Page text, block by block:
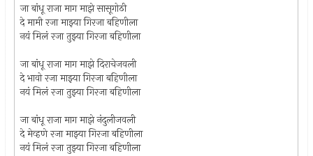
जा बांधू राजा माग माझे सासूगोठी
दे मामी रजा माझ्या गिरजा बहिणीला
नयं मिलं रजा तुझ्या गिरजा बहिणीला
जा बांधू राजा माग माझे दिराचेजवली
दे भावो रजा माझ्या गिरजा बहिणीला
नयं मिलं रजा तुझ्या गिरजा बहिणीला
जा बांधू राजा माग माझे नंदुलीजवली
दे मेव्हणे रजा माझ्या गिरजा बहिणीला
नयं मिलं रजा तुझ्या गिरजा बहिणीला